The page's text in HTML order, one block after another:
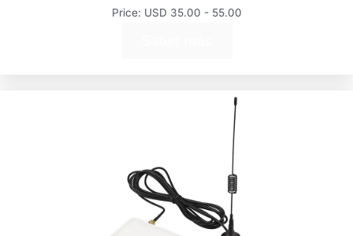
Price: USD 35.00 - 55.00